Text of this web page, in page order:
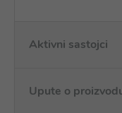
Aktivni sastojci
Upute o